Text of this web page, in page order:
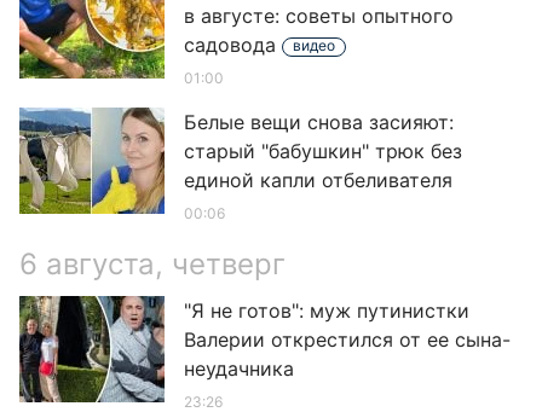
в августе: советы опытного
садовода
видео
01:00
Белые вещи снова засияют:
старый "бабушкин" трюк без
единой капли отбеливателя
00:06
6 августа, четверг
"Я не готов": муж путинистки
Валерии открестился от ее сына-
неудачника
23:26